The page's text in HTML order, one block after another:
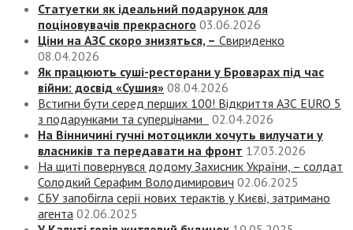
Статуетки як ідеальний подарунок для
поціновувачів прекрасного 03.06.2026
Ціни на АЗС скоро знизяться, – Свириденко
08.04.2026
Як працюють суші-ресторани у Броварах під час
війни: досвід «Сушия» 08.04.2026
Встигни бути серед перших 100! Відкриття АЗС EURO 5
з подарунками та суперцінами
02.04.2026
На Вінничині гучні мотоцикли хочуть вилучати у
власників та передавати на фронт 17.03.2026
На щиті повернувся додому Захисник України, – солдат
Солодкий Серафим Володимирович 02.06.2025
СБУ запобігла серії нових терактів у Києві, затримано
агента 02.06.2025